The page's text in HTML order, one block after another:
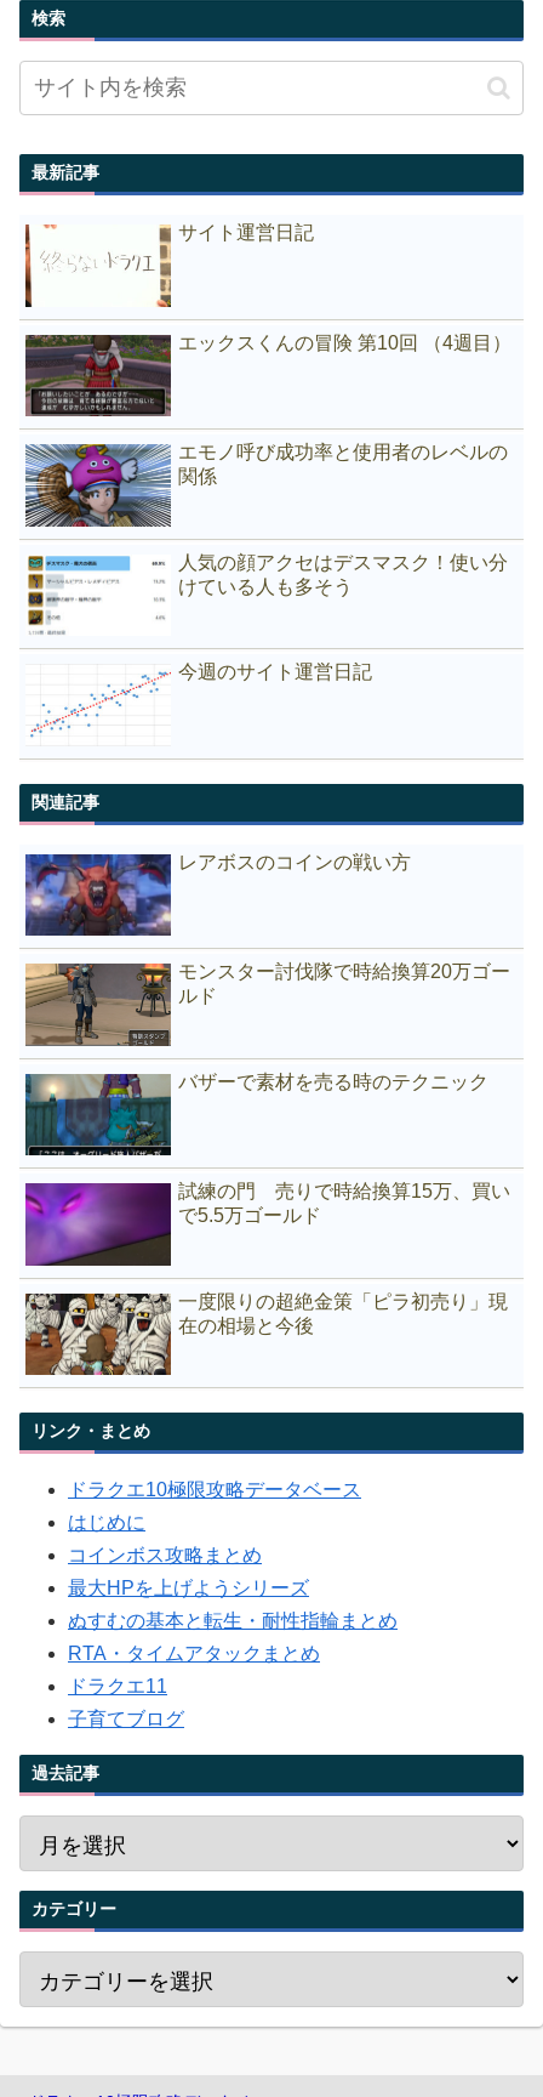
検索
最新記事
サイト運営日記
エックスくんの冒険 第10回 （4週目）
エモノ呼び成功率と使用者のレベルの
関係
人気の顔アクセはデスマスク！使い分
けている人も多そう
今週のサイト運営日記
関連記事
レアボスのコインの戦い方
モンスター討伐隊で時給換算20万ゴー
ルド
バザーで素材を売る時のテクニック
試練の門 売りで時給換算15万、買い
で5.5万ゴールド
一度限りの超絶金策「ピラ初売り」現
在の相場と今後
リンク・まとめ
ドラクエ10極限攻略データベース
はじめに
コインボス攻略まとめ
最大HPを上げようシリーズ
ぬすむの基本と転生・耐性指輪まとめ
RTA・タイムアタックまとめ
ドラクエ11
子育てブログ
過去記事
カテゴリー